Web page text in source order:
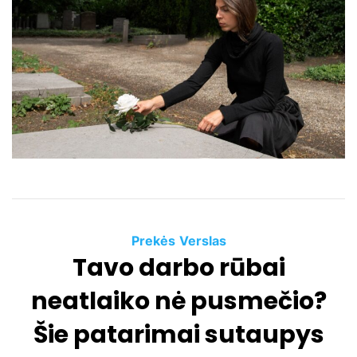
m
a
t
e
a
d
t
i
m
e
C
a
t
e
o
Prekės Verslas
Tavo darbo rūbai
neatlaiko nė pusmečio?
Šie patarimai sutaupys